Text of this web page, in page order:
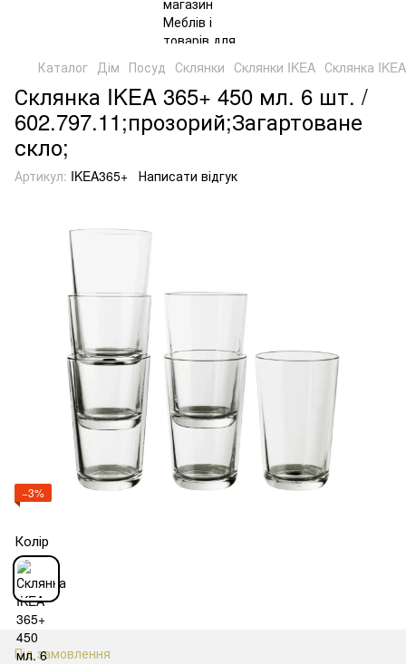
Каталог Дім Посуд Склянки Склянки IKEA Склянка
Склянка IKEA 365+ 450 мл. 6 шт. /
602.797.11;прозорий;Загартоване
скло;
Артикул: IKEA365+ Написати відгук
−3%
Колір
Під замовлення